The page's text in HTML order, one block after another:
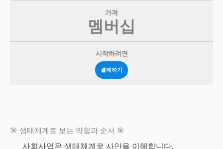
가격
멤버십
시작하려면
결제하기
🎯 생태체계로 보는 약함과 순서 🎯
사회사업은 생태체계로 사안을 이해합니다.